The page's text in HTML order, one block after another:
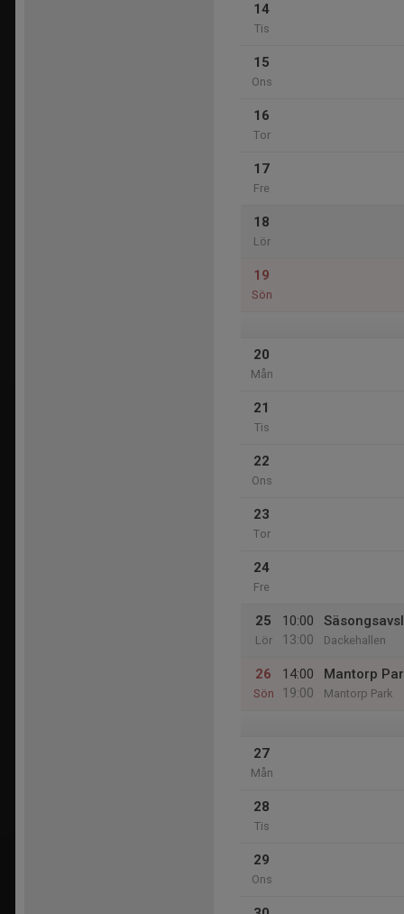
14
Tis
15
Ons
16
Tor
17
Fre
18
Lör
19
Sön
20
Mån
21
Tis
22
Ons
23
Tor
24
Fre
25
Lör
10:00
13:00
Dackehallen
26
Sön
14:00
19:00
Mantorp
Mantorp Park
27
Mån
28
Tis
29
Ons